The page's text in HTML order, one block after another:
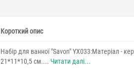
Короткий опис
Набір для ванної "Savon" YX033:Матеріал -
21*11*10,5 см.... Читати далі...